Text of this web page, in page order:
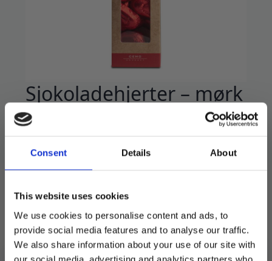
Consent Details About
This website uses cookies
We use cookies to personalise content and ads, to
provide social media features and to analyse our traffic.
We also share information about your use of our site with
our social media, advertising and analytics partners who
Sjokoladehjerter – mørk
sjokolade
Deilige sjokoladehjerter i fin gaveboks.
Utsolgt
103084
Kategorier: Mat og drikke,Søtsaker
Stikkord: Gaveforslag
Ingredienser: Mørk sjokolade (sukker,